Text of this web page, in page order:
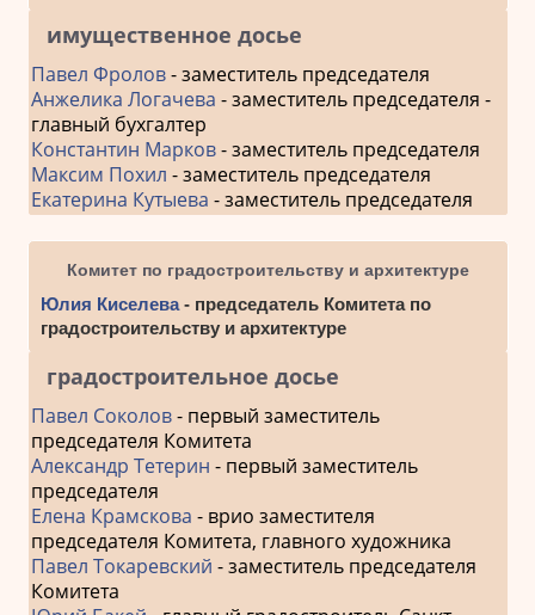
имущественное досье
Павел Фролов- заместитель председателя
Анжелика Логачева - заместитель председателя -
главный бухгалтер
Константин Марков- заместитель председателя
Максим Похил - заместитель председателя
Екатерина Кутыева - заместитель председателя
Комитет по градостроительству и архитектуре
Юлия Киселева- председатель Комитета по
градостроительству и архитектуре
градостроительное досье
Павел Соколов- первый заместитель
председателя Комитета
Александр Тетерин - первый заместитель
председателя
Елена Крамскова - врио заместителя
председателя Комитета, главного художника
Павел Токаревский - заместитель председателя
Комитета